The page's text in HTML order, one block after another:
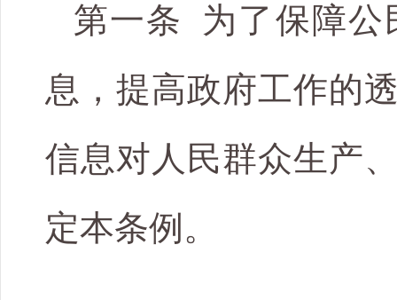
第一条 为了保障公
息，提高政府工作的
信息对人民群众生产
定本条例。